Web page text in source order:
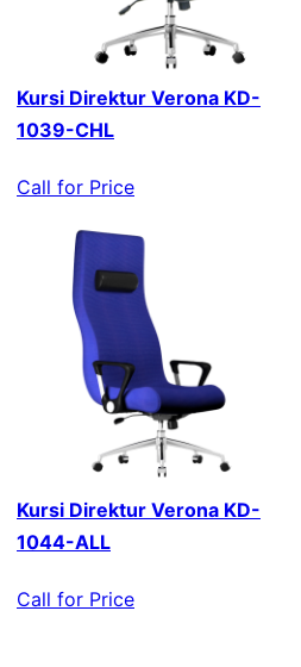
Kursi Direktur Verona KD-
1039-CHL
Call for Price
Kursi Direktur Verona KD-
1044-ALL
Call for Price